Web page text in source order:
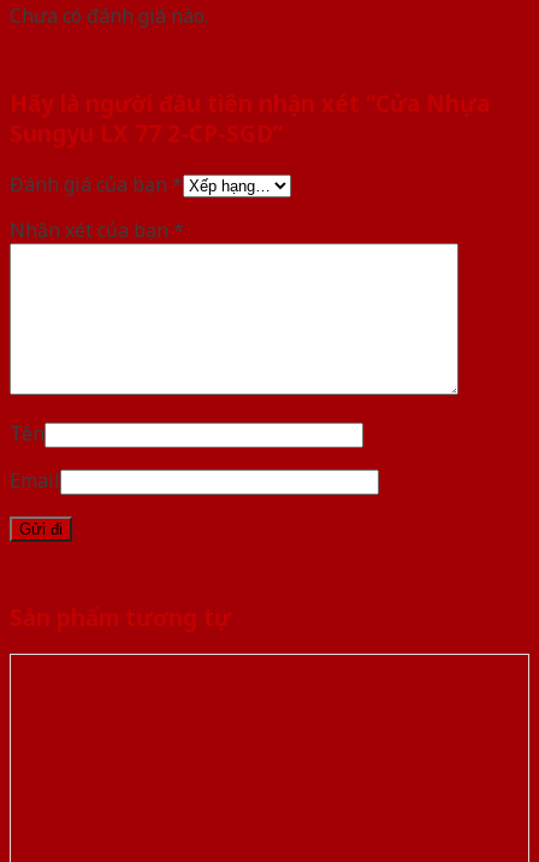
Chưa có đánh giá nào.
Hãy là người đầu tiên nhận xét “Cửa Nhựa
Sungyu LX 77 2-CP-SGD”
Đánh giá của bạn *
Nhận xét của bạn *
Tên
Email
Sản phẩm tương tự